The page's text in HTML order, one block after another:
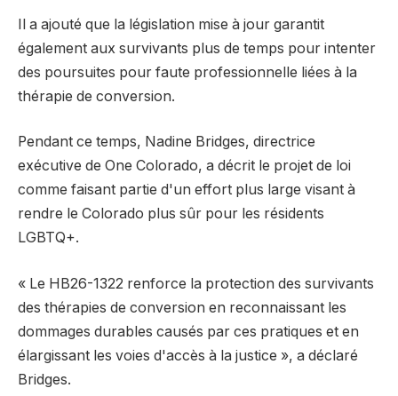
Il a ajouté que la législation mise à jour garantit
également aux survivants plus de temps pour intenter
des poursuites pour faute professionnelle liées à la
thérapie de conversion.
Pendant ce temps, Nadine Bridges, directrice
exécutive de One Colorado, a décrit le projet de loi
comme faisant partie d'un effort plus large visant à
rendre le Colorado plus sûr pour les résidents
LGBTQ+.
« Le HB26-1322 renforce la protection des survivants
des thérapies de conversion en reconnaissant les
dommages durables causés par ces pratiques et en
élargissant les voies d'accès à la justice », a déclaré
Bridges.